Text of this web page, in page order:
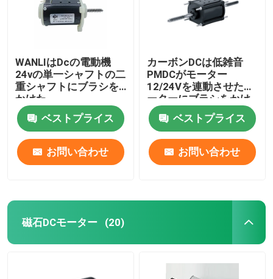
WANLIはDcの電動機
24vの単一シャフトの二
重シャフトにブラシを
かけた
ベストプライス
お問い合わせ
カーボンDCは低雑音
PMDCがモーター
12/24Vを連動させたモ
ーターにブラシをかけ
た
ベストプライス
お問い合わせ
磁石DCモーター (20)